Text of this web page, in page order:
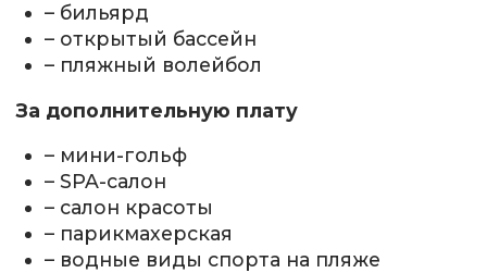
– бильярд
– открытый бассейн
– пляжный волейбол
За дополнительную плату
– мини-гольф
– SPA-салон
– салон красоты
– парикмахерская
– водные виды спорта на пляже